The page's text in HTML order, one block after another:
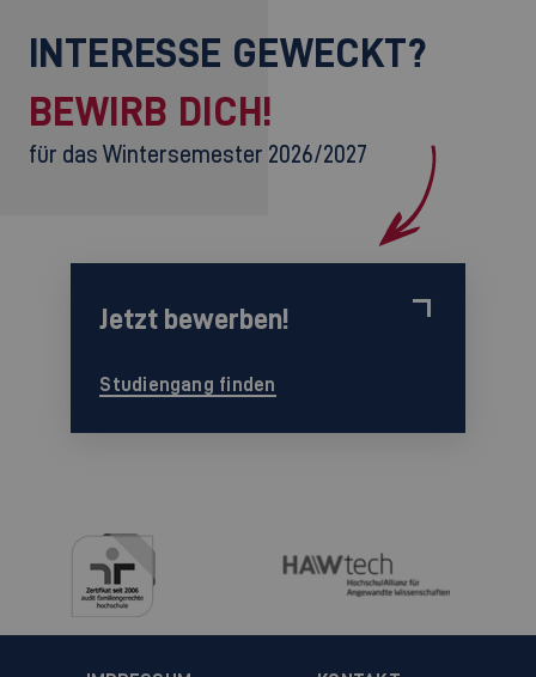
INTERESSE GEWECKT?
BEWIRB DICH!
für das Wintersemester 2026/2027
Jetzt bewerben!
Studiengang finden